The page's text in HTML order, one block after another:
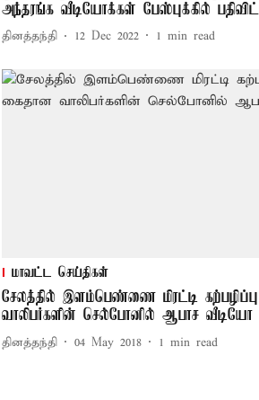
அந்தரங்க வீடியோக்கள் பேஸ்புக்கில்
தினத்தந்தி 12 Dec 2022 1 min read
மாவட்ட செய்திகள்
சேலத்தில் இளம்பெண்ணை மிரட்டி
வாலிபர்களின் செல்போனில் ஆபாச வீடியோ
தினத்தந்தி 04 May 2018 1 min read